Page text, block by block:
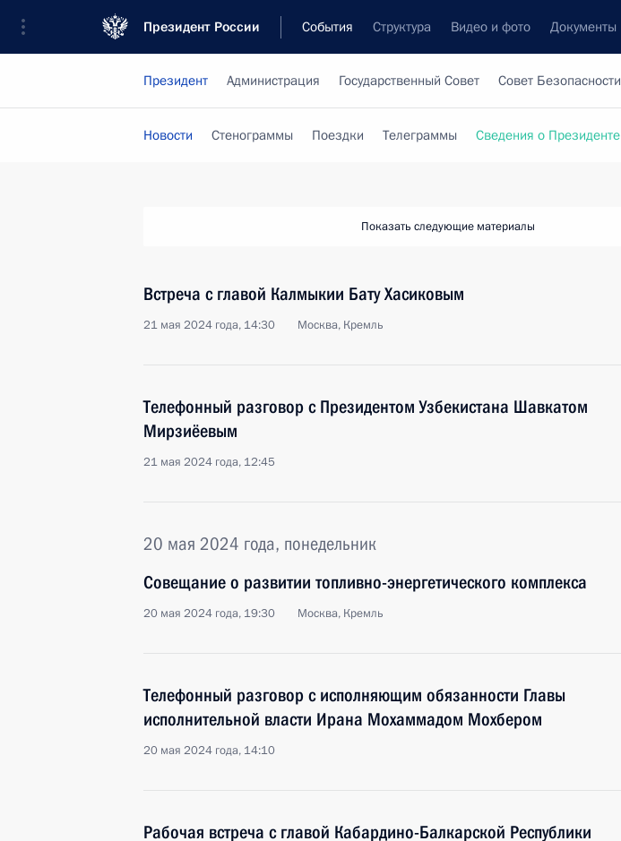
Президент России События Структура Видео и фото Документы
Президент Администрация Государственный Совет Совет Безопасности
Новости Стенограммы Поездки Телеграммы Сведения о Президенте
Показать следующие материалы
Встреча с главой Калмыкии Бату Хасиковым
21 мая 2024 года, 14:30 Москва, Кремль
Телефонный разговор с Президентом Узбекистана Шавкатом
Мирзиёевым
21 мая 2024 года, 12:45
20 мая 2024 года, понедельник
Совещание о развитии топливно-энергетического комплекса
20 мая 2024 года, 19:30 Москва, Кремль
Телефонный разговор с исполняющим обязанности Главы
исполнительной власти Ирана Мохаммадом Мохбером
20 мая 2024 года, 14:10
Рабочая встреча с главой Кабардино-Балкарской Республики